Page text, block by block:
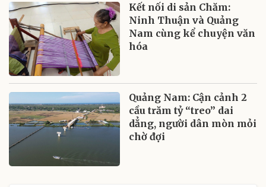
Kết nối di sản Chăm:
Ninh Thuận và Quảng
Nam cùng kể chuyện văn
hóa
Quảng Nam: Cận cảnh 2
cầu trăm tỷ “treo” dai
dẳng, người dân mòn mỏi
chờ đợi